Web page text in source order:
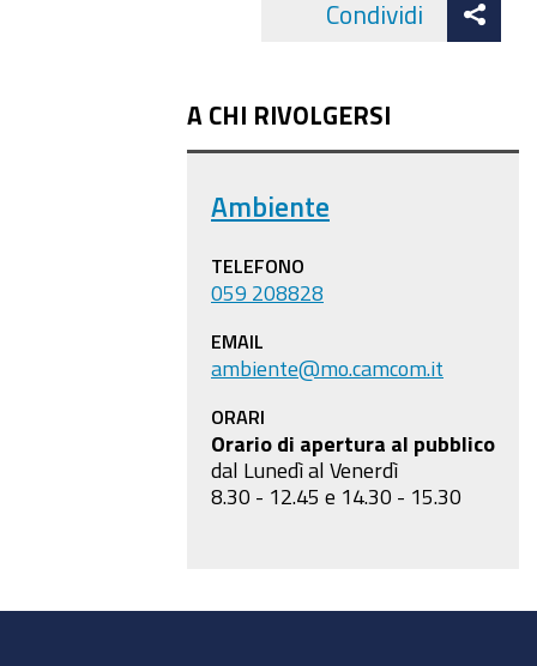
Condividi
A CHI RIVOLGERSI
Ambiente
TELEFONO
059 208828
EMAIL
ambiente@mo.camcom.it
ORARI
Orario di apertura al pubblico
dal Lunedì al Venerdì
8.30 - 12.45 e 14.30 - 15.30